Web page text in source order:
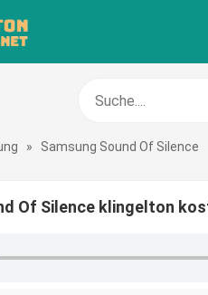
» Samsung Sound Of Silence
Of Silence klingelton